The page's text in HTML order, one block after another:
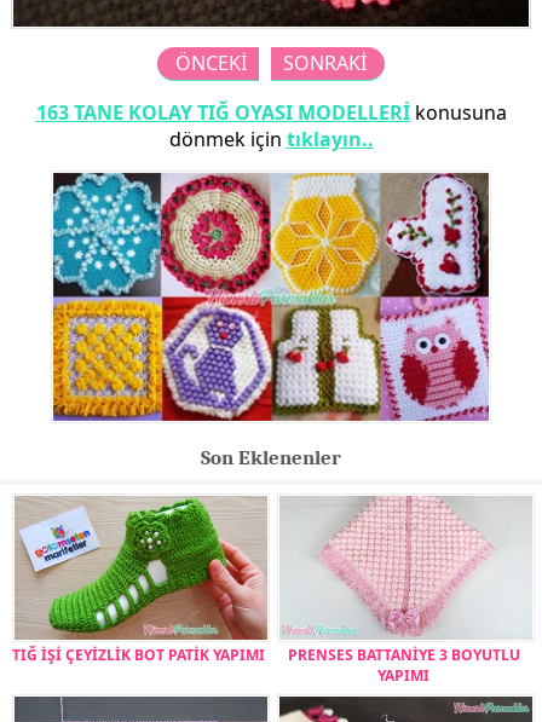
ÖNCEKİ
SONRAKİ
163 TANE KOLAY TIĞ OYASI MODELLERİkonusuna
dönmek için tıklayın..
Son Eklenenler
TIĞ İŞİ ÇEYİZLİK BOT PATİK YAPIMI
PRENSES BATTANİYE 3 BOYUTLU
YAPIMI